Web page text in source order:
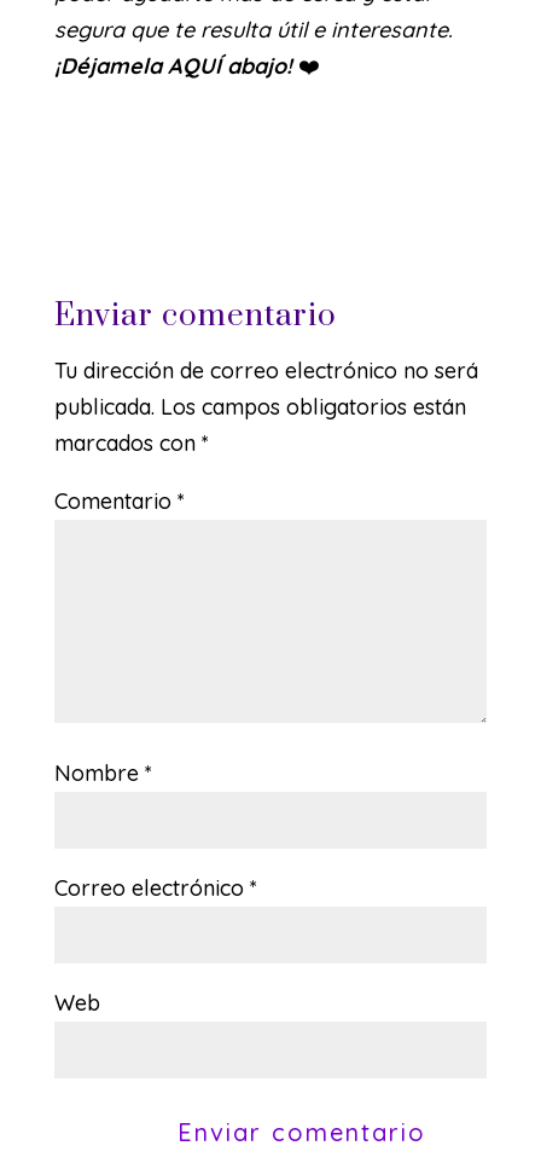
segura que te resulta útil e interesante.
¡Déjamela AQUÍ abajo!❤️
Enviar comentario
Tu dirección de correo electrónico no será
publicada. Los campos obligatorios están
marcados con *
Comentario *
Nombre *
Correo electrónico *
Web